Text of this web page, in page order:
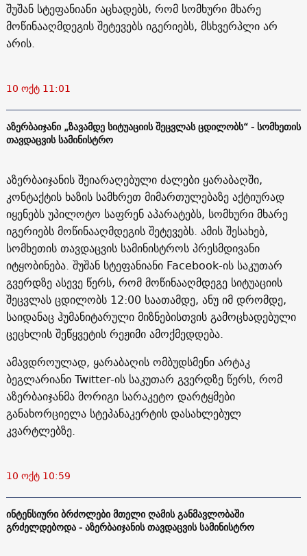
შუშან სტეფანიანი აცხადებს, რომ სომხური მხარე
მოწინააღმდეგის შეტევებს იგერიებს, მსხვერპლი არ
არის.
10 ოქტ 11:01
აზერბაიჯანი „ზავამდე სიტუაციის შეცვლას ცდილობს“ - სომხეთის
თავდაცვის სამინისტრო
აზერბაიჯანის შეიარაღებული ძალები ყარაბაღში,
კონტაქტის ხაზის სამხრეთ მიმართულებაზე აქტიურად
იყენებს უპილოტო საფრენ აპარატებს, სომხური მხარე
იგერიებს მოწინააღმდეგის შეტევებს. ამის შესახებ,
სომხეთის თავდაცვის სამინისტროს პრესმდივანი
იტყობინება. შუშან სტეფანიანი Facebook-ის საკუთარ
გვერდზე ასევე წერს, რომ მოწინააღმდეგე სიტუაციის
შეცვლას ცდილობს 12:00 საათამდე, ანუ იმ დრომდე,
საიდანაც ჰუმანიტარული მიზნებისთვის გამოცხადებული
ცეცხლის შეწყვეტის რეჟიმი ამოქმედდება.
ამავდროულად, ყარაბაღის ომბუდსმენი არტაკ
ბეგლარიანი Twitter-ის საკუთარ გვერდზე წერს, რომ
აზერბაიჯანმა მორიგი სარაკეტო დარტყმები
განახორციელა სტეპანაკერტის დასახლებულ
კვარტლებზე.
10 ოქტ 10:59
ინტენსიური ბრძოლები მთელი ღამის განმავლობაში
გრძელდებოდა - აზერბაიჯანის თავდაცვის სამინისტრო